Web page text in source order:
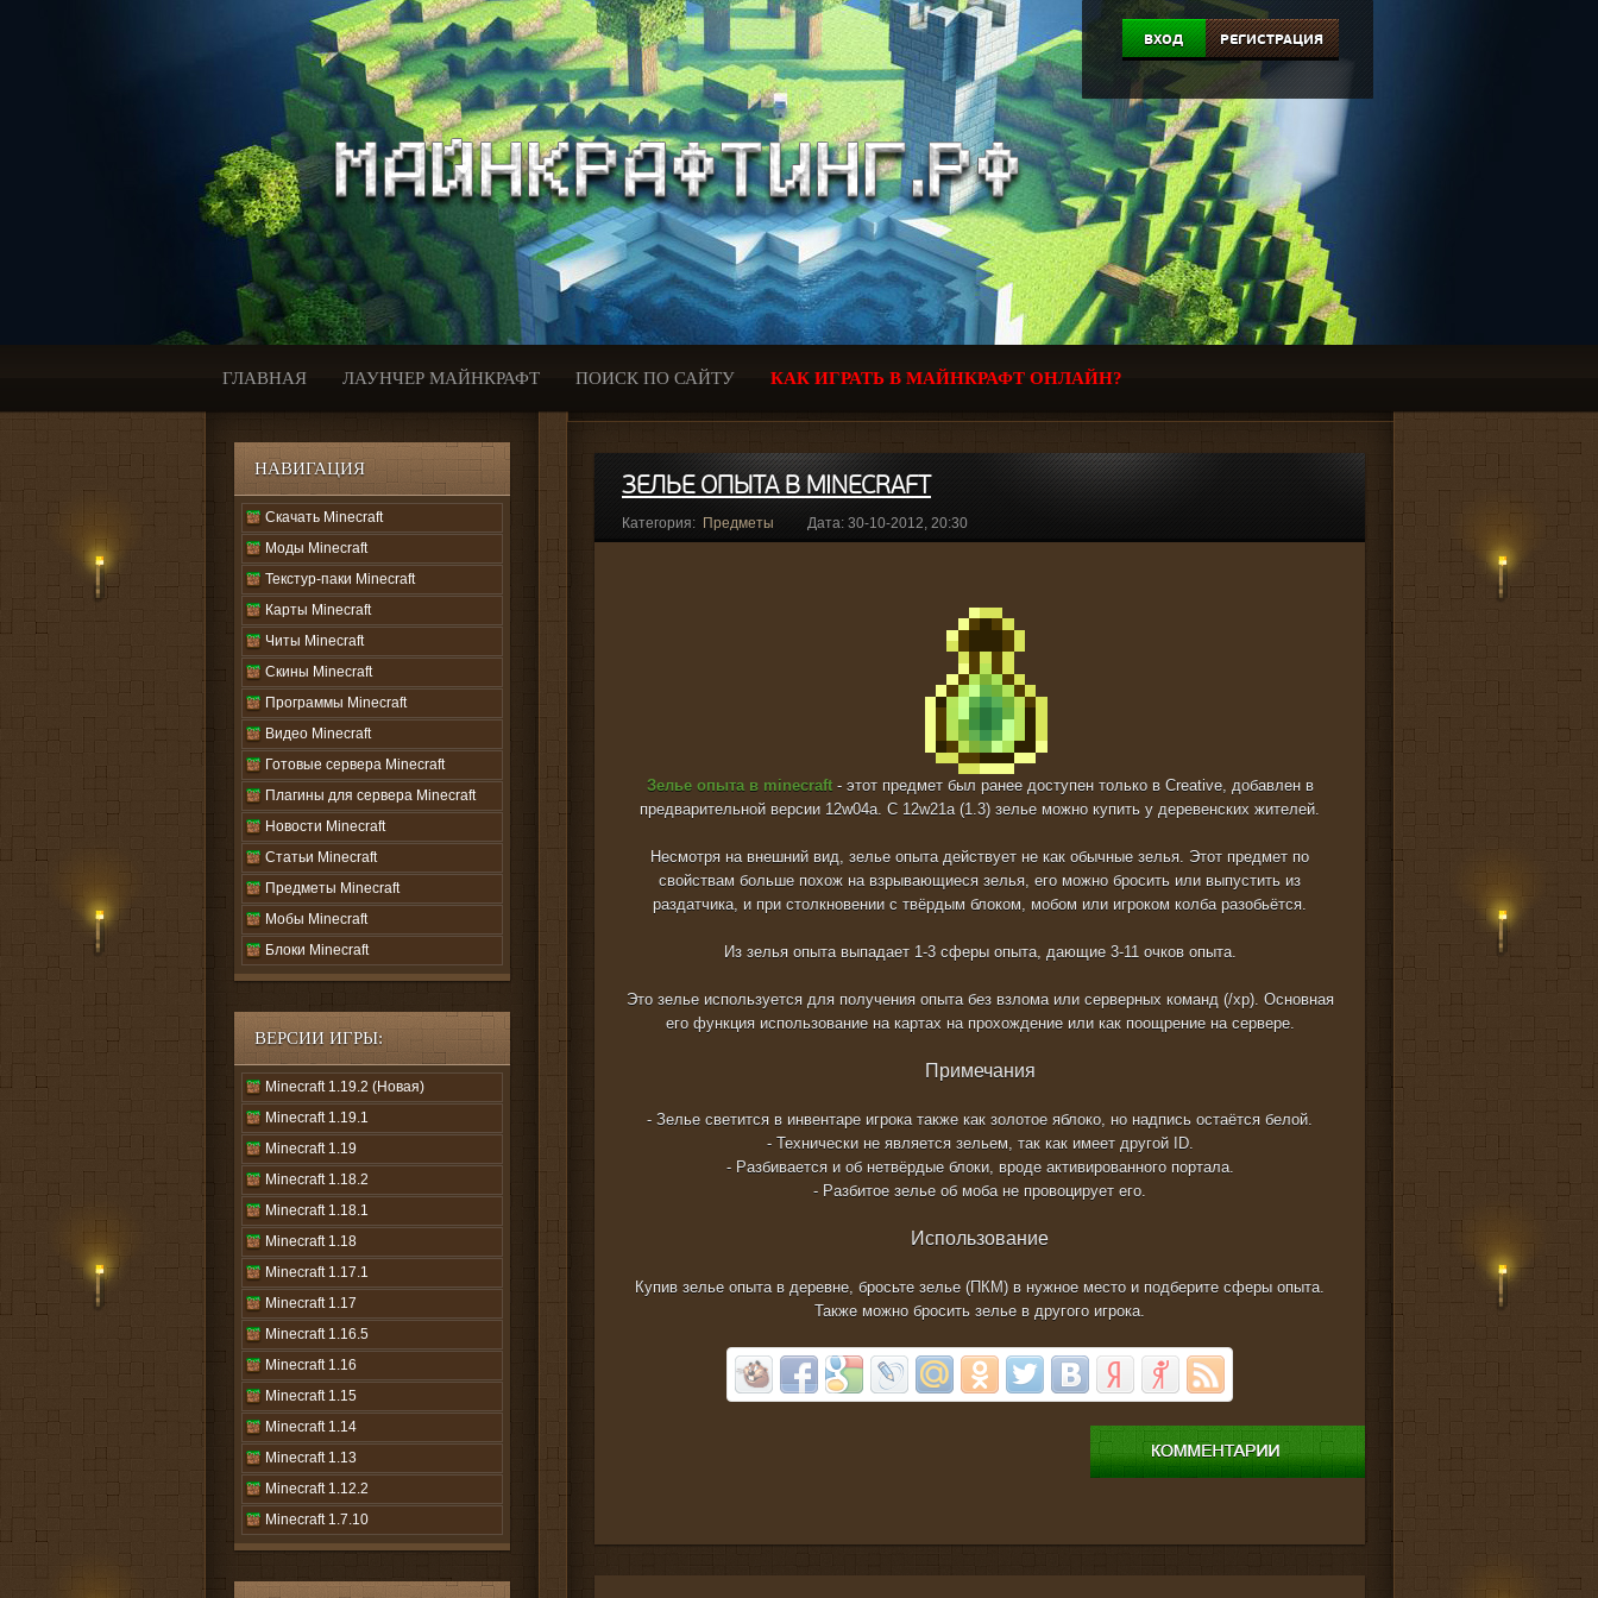
ВХОД РЕГИСТРАЦИЯ
ГЛАВНАЯ ЛАУНЧЕР МАЙНКРАФТ ПОИСК ПО САЙТУ КАК ИГРАТЬ В МАЙНКРАФТ ОНЛАЙН?
НАВИГАЦИЯ
Скачать Minecraft
Моды Minecraft
Текстур-паки Minecraft
Карты Minecraft
Читы Minecraft
Скины Minecraft
Программы Minecraft
Видео Minecraft
Готовые сервера Minecraft
Плагины для сервера Minecraft
Новости Minecraft
Статьи Minecraft
Предметы Minecraft
Мобы Minecraft
Блоки Minecraft
ВЕРСИИ ИГРЫ:
Minecraft 1.19.2 (Новая)
Minecraft 1.19.1
Minecraft 1.19
Minecraft 1.18.2
Minecraft 1.18.1
Minecraft 1.18
Minecraft 1.17.1
Minecraft 1.17
Minecraft 1.16.5
Minecraft 1.16
Minecraft 1.15
Minecraft 1.14
Minecraft 1.13
Minecraft 1.12.2
Minecraft 1.7.10
ЗЕЛЬЕ ОПЫТА В MINECRAFT
Категория: Предметы Дата: 30-10-2012, 20:30
Зелье опыта в minecraft - этот предмет был ранее доступен только в Creative, добавлен в
предварительной версии 12w04a. С 12w21a (1.3) зелье можно купить у деревенских жителей.
Несмотря на внешний вид, зелье опыта действует не как обычные зелья. Этот предмет по
свойствам больше похож на взрывающиеся зелья, его можно бросить или выпустить из
раздатчика, и при столкновении с твёрдым блоком, мобом или игроком колба разобьётся.
Из зелья опыта выпадает 1-3 сферы опыта, дающие 3-11 очков опыта.
Это зелье используется для получения опыта без взлома или серверных команд (/xp). Основная
его функция использование на картах на прохождение или как поощрение на сервере.
Примечания
- Зелье светится в инвентаре игрока также как золотое яблоко, но надпись остаётся белой.
- Технически не является зельем, так как имеет другой ID.
- Разбивается и об нетвёрдые блоки, вроде активированного портала.
- Разбитое зелье об моба не провоцирует его.
Использование
Купив зелье опыта в деревне, бросьте зелье (ПКМ) в нужное место и подберите сферы опыта.
Также можно бросить зелье в другого игрока.